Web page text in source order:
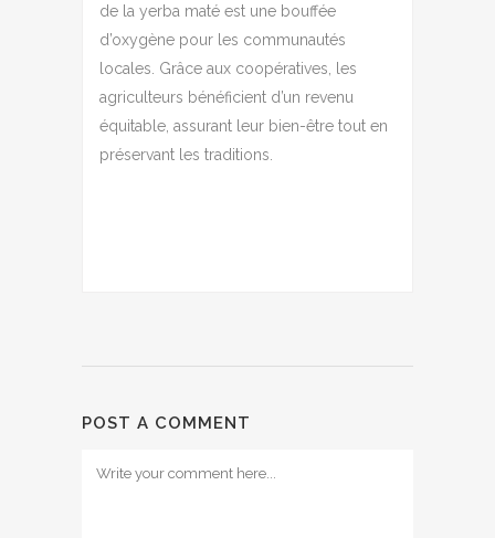
de la yerba maté est une bouffée
d’oxygène pour les communautés
locales. Grâce aux coopératives, les
agriculteurs bénéficient d’un revenu
équitable, assurant leur bien-être tout en
préservant les traditions.
POST A COMMENT